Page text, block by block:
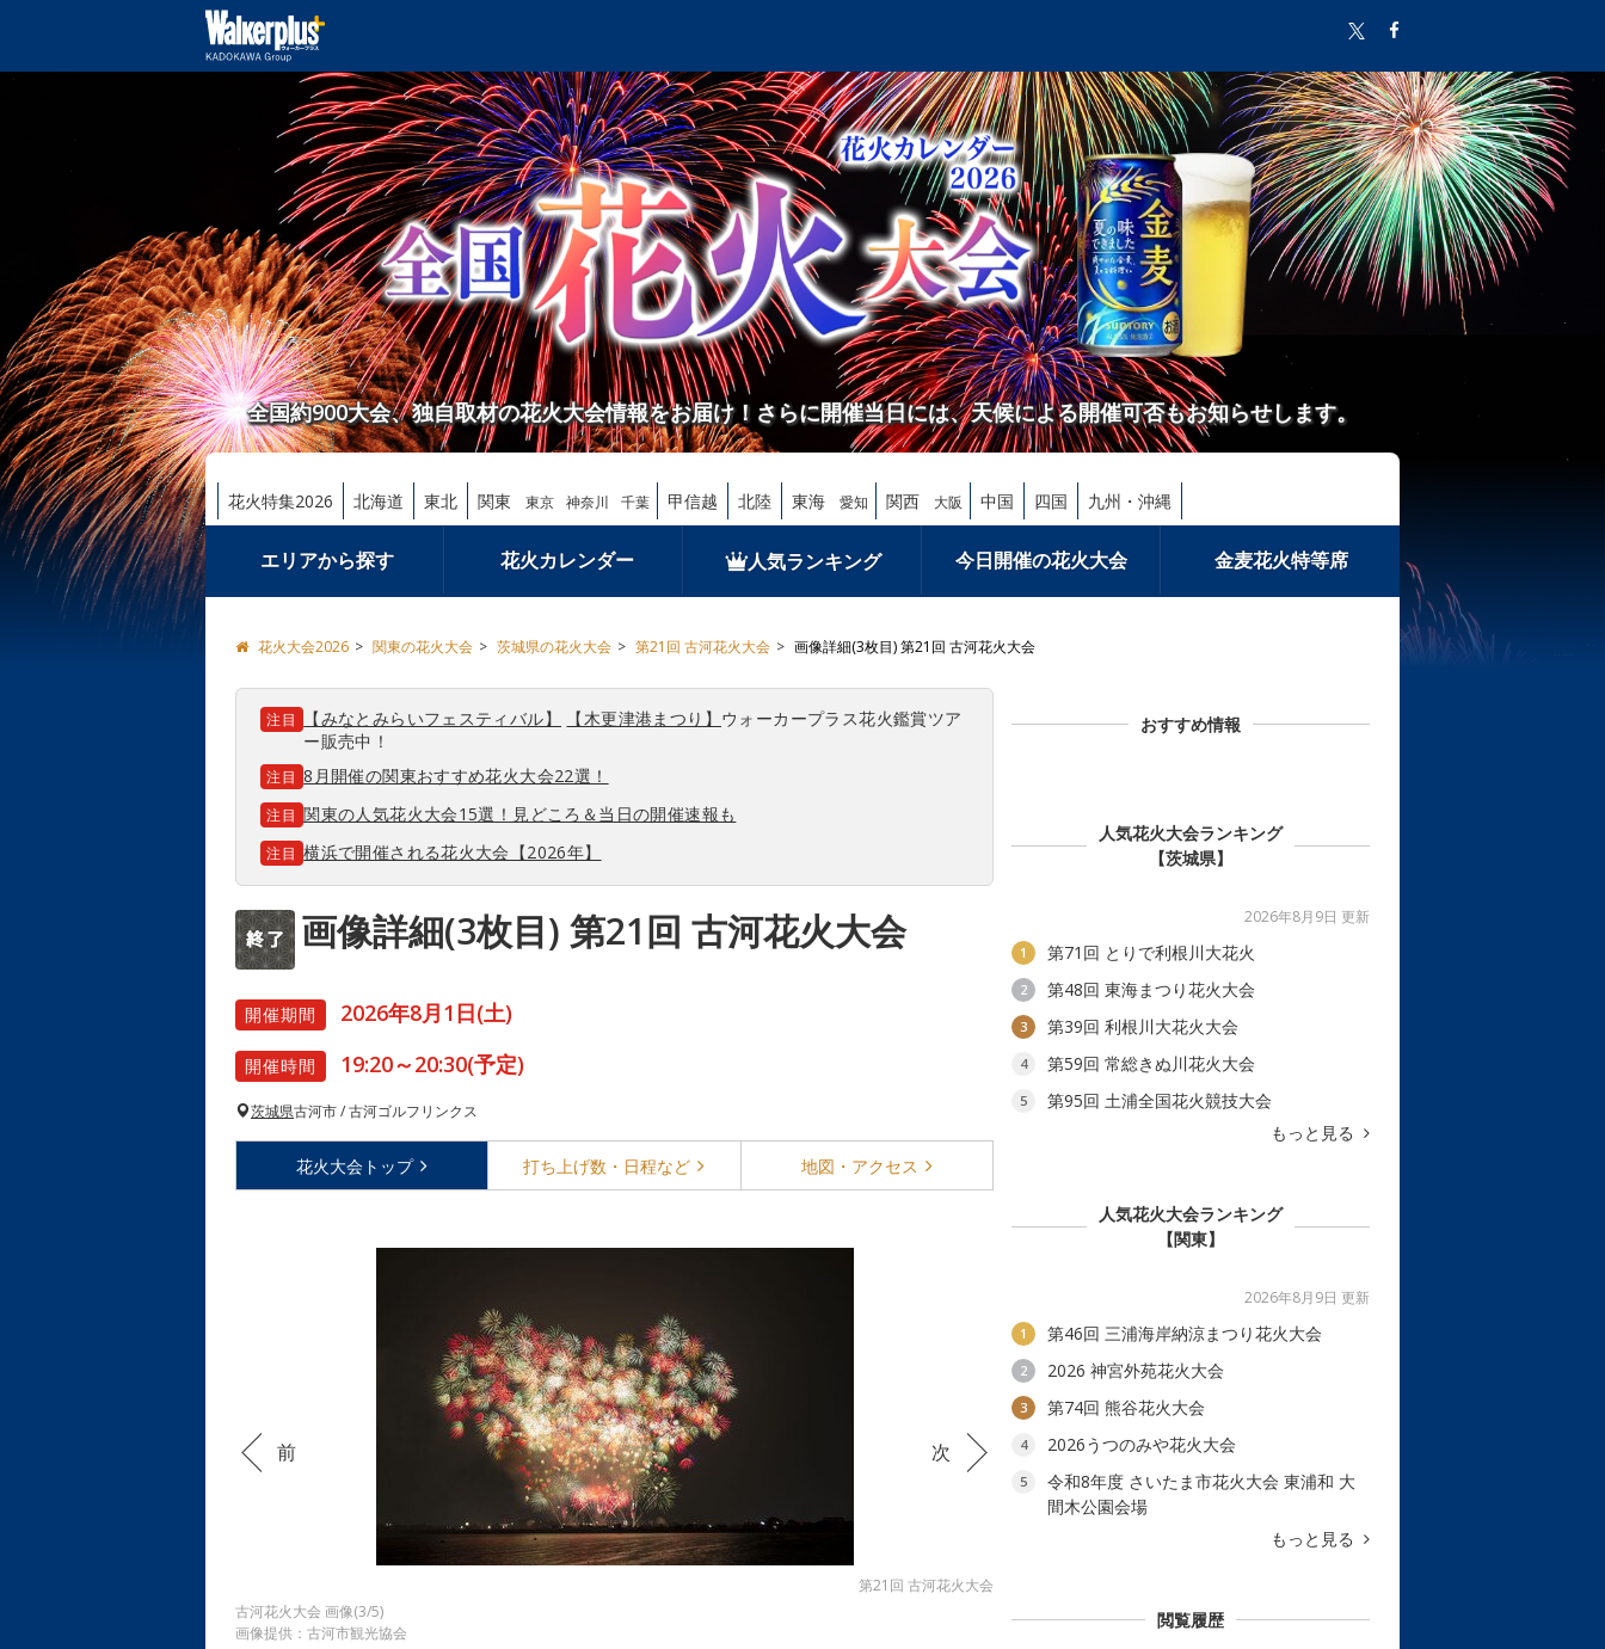
全国約900大会、独自取材の花火大会情報をお届け！さらに開催当日には、天候による開催可否もお知らせします。
花火特集2026 北海道 東北 関東 東京 神奈川 千葉 甲信越 北陸 東海 愛知 関西 大阪 中国 四国 九州・沖縄
エリアから探す 花火カレンダー 人気ランキング 今日開催の花火大会 金麦花火特等席
花火大会2026 関東の花火大会 茨城県の花火大会 第21回 古河花火大会 画像詳細(3枚目) 第21回 古河花火大会
注目 【みなとみらいフェスティバル】 【木更津港まつり】 ウォーカープラス花火鑑賞ツア
ー販売中！
注目 8月開催の関東おすすめ花火大会22選！
注目 関東の人気花火大会15選！見どころ＆当日の開催速報も
注目 横浜で開催される花火大会【2026年】
画像詳細(3枚目) 第21回 古河花火大会
開催期間 2026年8月1日(土)
開催時間 19:20～20:30(予定)
茨城県古河市 / 古河ゴルフリンクス
花火大会 トップ 打ち上げ数・ 日程など 地図・ アクセス
第21回 古河花火大会
古河花火大会 画像(3/5)
画像提供：古河市観光協会
前 次
おすすめ情報
人気花火大会ランキング
【茨城県】
2026年8月9日 更新
1 第71回 とりで利根川大花火
2 第48回 東海まつり花火大会
3 第39回 利根川大花火大会
4 第59回 常総きぬ川花火大会
5
第95回 土浦全国花火競技大会
もっと見る
人気花火大会ランキング
【関東】
2026年8月9日 更新
1 第46回 三浦海岸納涼まつり花火大会
2 2026 神宮外苑花火大会
3 第74回 熊谷花火大会
4 2026うつのみや花火大会
5
令和8年度 さいたま市花火大会 東浦和 大
間木公園会場
もっと見る
閲覧履歴